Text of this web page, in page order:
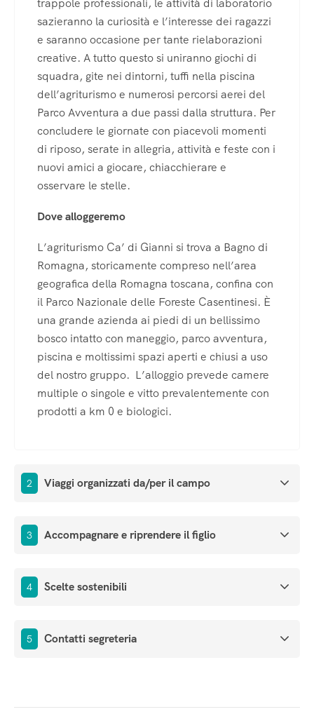
trappole professionali, le attività di laboratorio
sazieranno la curiosità e l’interesse dei ragazzi
e saranno occasione per tante rielaborazioni
creative. A tutto questo si uniranno giochi di
squadra, gite nei dintorni, tuffi nella piscina
dell’agriturismo e numerosi percorsi aerei del
Parco Avventura a due passi dalla struttura. Per
concludere le giornate con piacevoli momenti
di riposo, serate in allegria, attività e feste con i
nuovi amici a giocare, chiacchierare e
osservare le stelle.
Dove alloggeremo
L’agriturismo Ca’ di Gianni si trova a Bagno di
Romagna, storicamente compreso nell’area
geografica della Romagna toscana, confina con
il Parco Nazionale delle Foreste Casentinesi. È
una grande azienda ai piedi di un bellissimo
bosco intatto con maneggio, parco avventura,
piscina e moltissimi spazi aperti e chiusi a uso
del nostro gruppo. L’alloggio prevede camere
multiple o singole e vitto prevalentemente con
prodotti a km 0 e biologici.
2 Viaggi organizzati da/per il campo
3 Accompagnare e riprendere il figlio
4 Scelte sostenibili
5 Contatti segreteria